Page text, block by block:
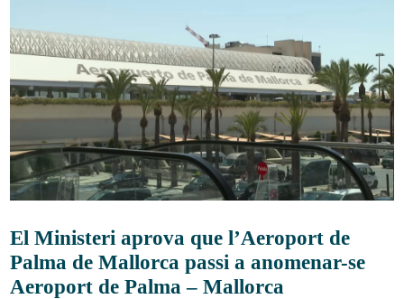
El Ministeri aprova que l’Aeroport de
Palma de Mallorca passi a anomenar-se
Aeroport de Palma – Mallorca